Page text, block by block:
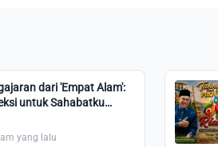
dari 'Empat Alam':
untuk Sahabatku
yang lalu